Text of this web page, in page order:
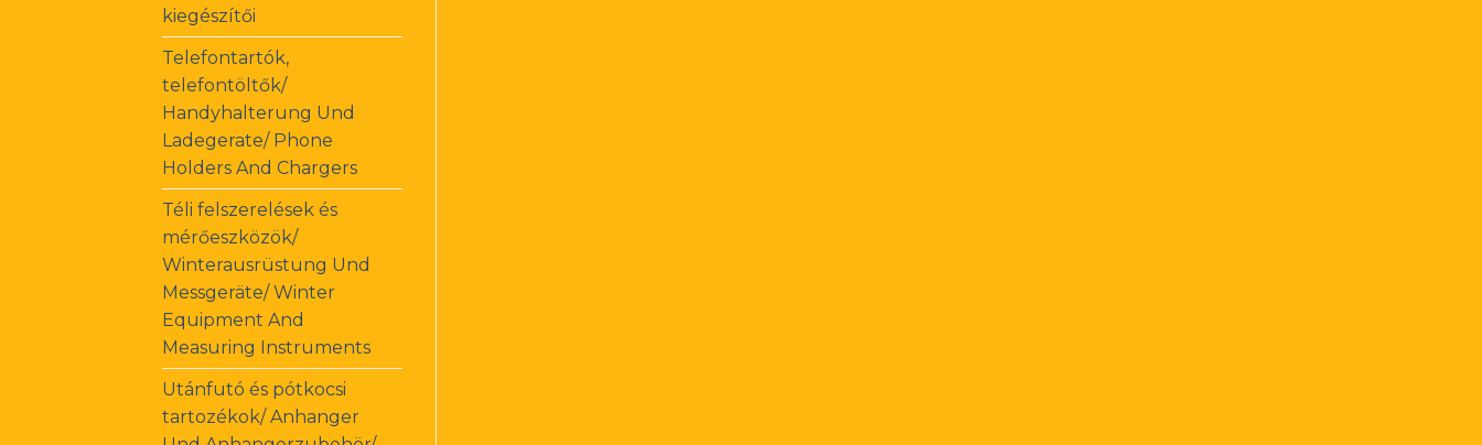
kiegészítői
Telefontartók,
telefontöltők/
Handyhalterung Und
Ladegerate/ Phone
Holders And Chargers
Téli felszerelések és
mérőeszközök/
Winterausrüstung Und
Messgeräte/ Winter
Equipment And
Measuring Instruments
Utánfutó és pótkocsi
tartozékok/ Anhanger